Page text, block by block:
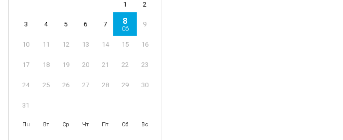
Пн Вт Ср Чт Пт Сб Вс
1 2
3 4 5 6 7 8
Сб
9
10 11 12 13 14 15 16
17 18 19 20 21 22 23
24 25 26 27 28 29 30
31